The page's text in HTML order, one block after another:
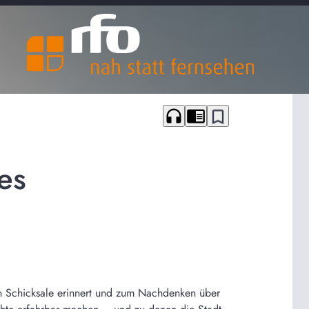
headphones chrome_reader_mode bookmark_border
erinnert und zum Nachdenken über